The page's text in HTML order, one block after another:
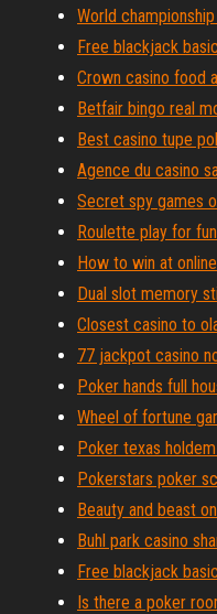
World
Free blackjack
Crown casino food
Betfair bingo real
Best casino tupe
Agence du casino
Secret spy games
Roulette play for fun
How to win at
Dual slot memory
Closest casino to
77 jackpot casino
Poker hands full
Wheel of fortune
Poker texas
Pokerstars poker
Beauty and beast
Buhl park casino
Free blackjack
Is there a poker